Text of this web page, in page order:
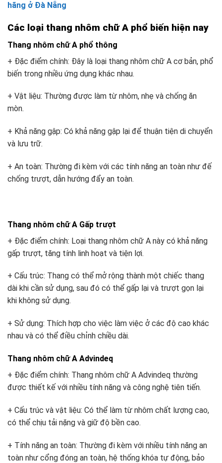
hãng ở Đà Nẵng
Các loại thang nhôm chữ A phổ biến hiện nay
Thang nhôm chữ A phổ thông
+ Đặc điểm chính: Đây là loại thang nhôm chữ A cơ bản, phổ
biến trong nhiều ứng dụng khác nhau.
+ Vật liệu: Thường được làm từ nhôm, nhẹ và chống ăn
mòn.
+ Khả năng gập: Có khả năng gập lại để thuận tiện di chuyển
và lưu trữ.
+ An toàn: Thường đi kèm với các tính năng an toàn như đế
chống trượt, dẫn hướng đẩy an toàn.
Thang nhôm chữ A Gấp trượt
+ Đặc điểm chính: Loại thang nhôm chữ A này có khả năng
gấp trượt, tăng tính linh hoạt và tiện lợi.
+ Cấu trúc: Thang có thể mở rộng thành một chiếc thang
dài khi cần sử dụng, sau đó có thể gấp lại và trượt gọn lại
khi không sử dụng.
+ Sử dụng: Thích hợp cho việc làm việc ở các độ cao khác
nhau và có thể điều chỉnh chiều dài.
Thang nhôm chữ A Advindeq
+ Đặc điểm chính: Thang nhôm chữ A Advindeq thường
được thiết kế với nhiều tính năng và công nghệ tiên tiến.
+ Cấu trúc và vật liệu: Có thể làm từ nhôm chất lượng cao,
có thể chịu tải nặng và giữ độ bền cao.
+ Tính năng an toàn: Thường đi kèm với nhiều tính năng an
toàn như cổng đóng an toàn, hệ thống khóa tự động, bảo